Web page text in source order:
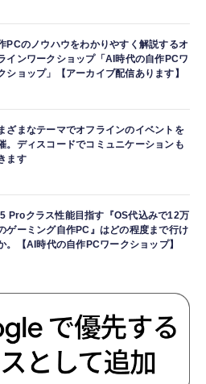
PCのノウハウをわかりやすく解説するオ
インワークショップ「AI時代の自作PCワ
ショップ」【アーカイブ配信あります】
ざまなテーマでオフラインのイベントを
。ディスコードでコミュニケーションも
ます
Proクラス性能目指す『OS代込みで12万
ゲーミング自作PC』はどの程度まで行け
。【AI時代の自作PCワークショップ】